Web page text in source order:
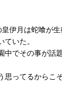
伊月は蛇喰が
いた。
中でその事が話
思ってるからこ